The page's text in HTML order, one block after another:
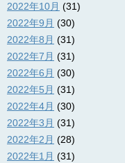
2022年10月 (31)
2022年9月 (30)
2022年8月 (31)
2022年7月 (31)
2022年6月 (30)
2022年5月 (31)
2022年4月 (30)
2022年3月 (31)
2022年2月 (28)
2022年1月 (31)